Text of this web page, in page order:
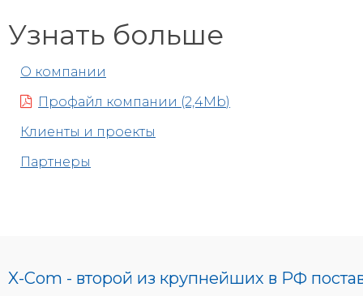
Узнать больше
О компании
Профайл компании (2,4Mb)
Клиенты и проекты
Партнеры
X-Com - второй из крупнейших в РФ